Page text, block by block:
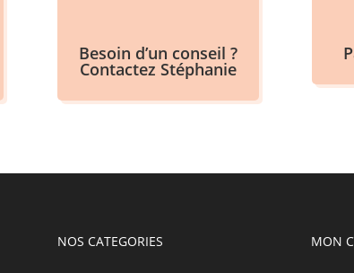
Besoin d’un conseil ?
Contactez Stéphanie
NOS CATEGORIES MON